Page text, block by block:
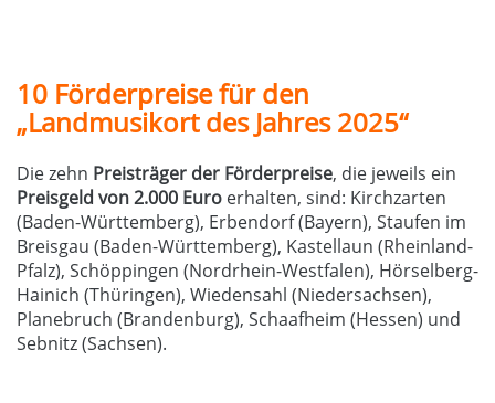
10 Förderpreise für den
„Landmusikort des Jahres 2025“
Die zehn Preisträger der Förderpreise, die jeweils ein
Preisgeld von 2.000 Euro erhalten, sind: Kirchzarten
(Baden-Württemberg), Erbendorf (Bayern), Staufen im
Breisgau (Baden-Württemberg), Kastellaun (Rheinland-
Pfalz), Schöppingen (Nordrhein-Westfalen), Hörselberg-
Hainich (Thüringen), Wiedensahl (Niedersachsen),
Planebruch (Brandenburg), Schaafheim (Hessen) und
Sebnitz (Sachsen).